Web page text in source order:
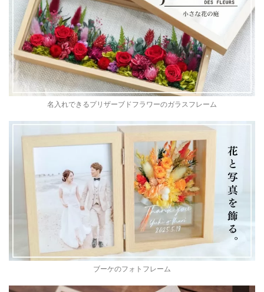
名入れできるプリザーブドフラワーのガラスフレーム
ブーケのフォトフレーム